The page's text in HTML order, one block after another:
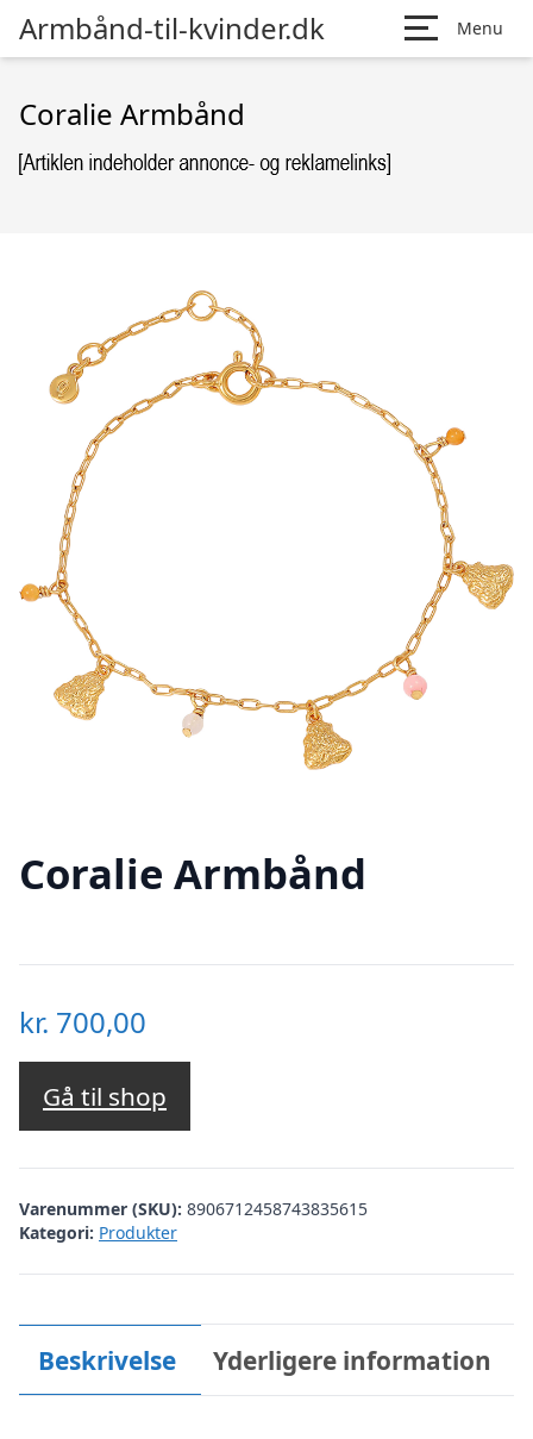
Armbånd-til-kvinder.dk Menu
Coralie Armbånd
Coralie Armbånd
kr. 700,00
Gå til shop
Varenummer (SKU): 8906712458743835615
Kategori: Produkter
Beskrivelse Yderligere information